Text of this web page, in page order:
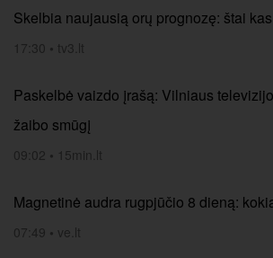
Skelbia naujausią orų prognozę: štai
17:30 • tv3.lt
Paskelbė vaizdo įrašą: Vilniaus
žaibo smūgį
09:02 • 15min.lt
Magnetinė audra rugpjūčio 8 dieną:
07:49 • ve.lt